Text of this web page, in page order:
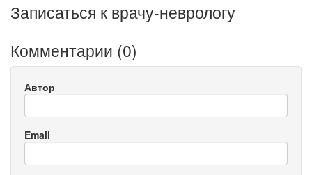
Записаться к врачу-неврологу
Комментарии (0)
Автор
Email